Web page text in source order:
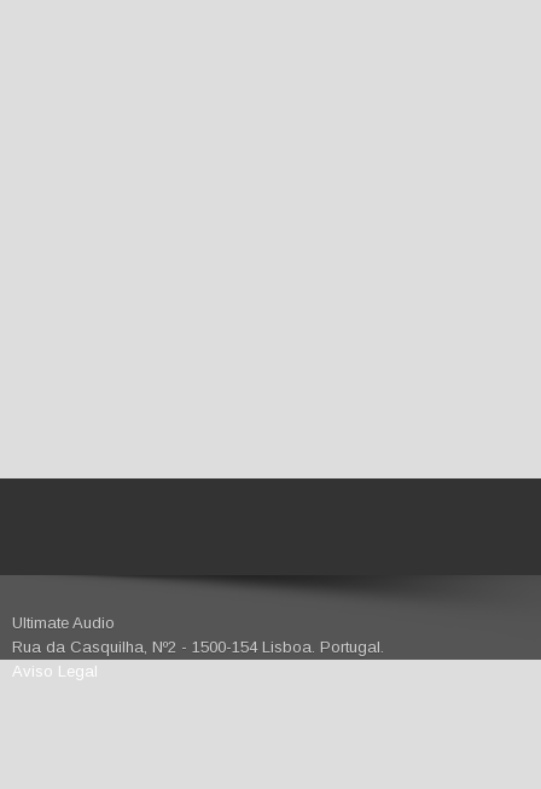
Ultimate Audio
Rua da Casquilha, Nº2 - 1500-154 Lisboa. Portugal.
Aviso Legal